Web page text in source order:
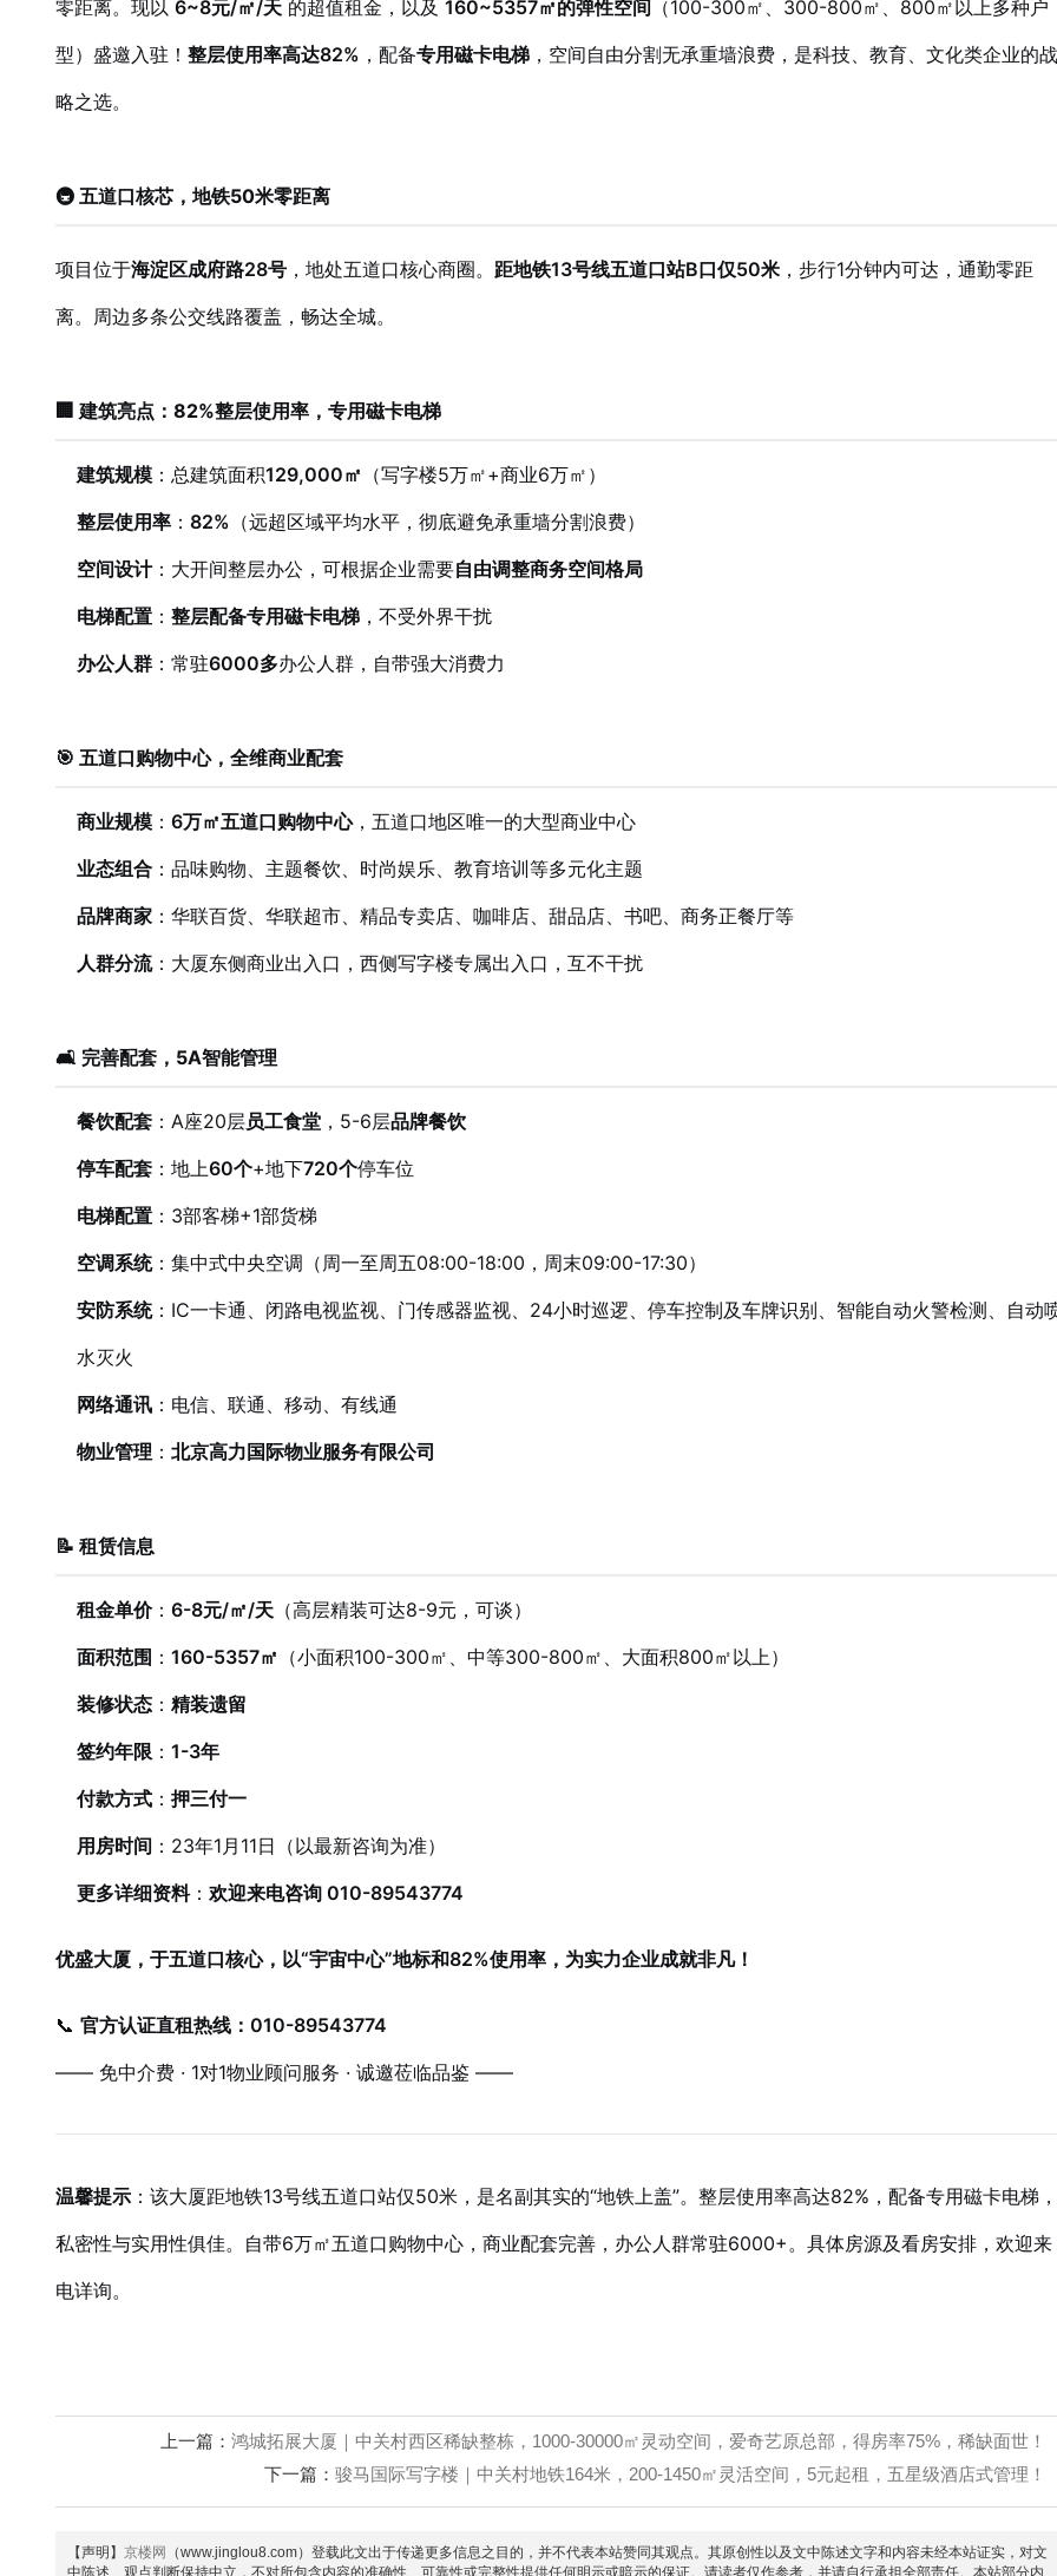
零距离。现以 6~8元/㎡/天 的超值租金，以及 160~5357㎡的弹性空间 （100-300㎡、300-800㎡、800㎡以上多种户
型）盛邀入驻！ 整层使用率高达82% ，配备专用磁卡电梯 ，空间自由分割无承重墙浪费，是科技、教育、文化类企业的战
略之选。
🚇 五道口核芯，地铁50米零距离
项目位于海淀区成府路28号 ，地处五道口核心商圈。 距地铁13号线五道口站B口仅50米 ，步行1分钟内可达，通勤零距
离。周边多条公交线路覆盖，畅达全城。
🏢 建筑亮点：82%整层使用率，专用磁卡电梯
建筑规模 ：总建筑面积129,000㎡ （写字楼5万㎡+商业6万㎡）
整层使用率 ： 82% （远超区域平均水平，彻底避免承重墙分割浪费）
空间设计：大开间整层办公，可根据企业需要自由调整商务空间格局
电梯配置 ： 整层配备专用磁卡电梯 ，不受外界干扰
办公人群 ：常驻6000多办公人群，自带强大消费力
🎯 五道口购物中心，全维商业配套
商业规模 ： 6万㎡五道口购物中心，五道口地区唯一的大型商业中心
业态组合 ：品味购物、主题餐饮、时尚娱乐、教育培训等多元化主题
品牌商家 ：华联百货、华联超市、精品专卖店、咖啡店、甜品店、书吧、商务正餐厅等
人群分流：大厦东侧商业出入口，西侧写字楼专属出入口，互不干扰
🛋️ 完善配套，5A智能管理
餐饮配套 ：A座20层员工食堂 ，5-6层品牌餐饮
停车配套 ：地上60个+地下720个停车位
电梯配置 ：3部客梯+1部货梯
空调系统：集中式中央空调（周一至周五08:00-18:00，周末09:00-17:30）
安防系统：IC一卡通、闭路电视监视、门传感器监视、24小时巡逻、停车控制及车牌识别、智能自动火警检测、自动
水灭火
网络通讯 ：电信、联通、移动、有线通
物业管理 ： 北京高力国际物业服务有限公司
📝 租赁信息
租金单价： 6-8元/㎡/天 （高层精装可达8-9元，可谈）
面积范围 ： 160-5357㎡ （小面积100-300㎡、中等300-800㎡、大面积800㎡以上）
装修状态 ： 精装遗留
签约年限 ： 1-3年
付款方式 ： 押三付一
用房时间 ：23年1月11日（以最新咨询为准）
更多详细资料： 欢迎来电咨询 010-89543774
优盛大厦，于五道口核心，以“宇宙中心”地标和82%使用率，为实力企业成就非凡！
📞 官方认证直租热线：010-89543774
—— 免中介费 · 1对1物业顾问服务 · 诚邀莅临品鉴 ——
温馨提示 ：该大厦距地铁13号线五道口站仅50米，是名副其实的“地铁上盖”。整层使用率高达82%，配备专用磁卡电梯，
私密性与实用性俱佳。自带6万㎡五道口购物中心，商业配套完善，办公人群常驻6000+。具体房源及看房安排，欢迎来
电详询。
上一篇： 鸿城拓展大厦｜中关村西区稀缺整栋，1000-30000㎡灵动空间，爱奇艺原总部，得房率75%，稀缺面世！
下一篇： 骏马国际写字楼｜中关村地铁164米，200-1450㎡灵活空间，5元起租，五星级酒店式管理！
【声明】 京楼网
（www.jinglou8.com）登载此文出于传递更多信息之目的，并不代表本站赞同其观点。其原创性以及文中陈述文字和内容未经本站证实，对文
中陈述、观点判断保持中立，不对所包含内容的准确性、可靠性或完整性提供任何明示或暗示的保证。请读者仅作参考，并请自行承担全部责任。本站部分内